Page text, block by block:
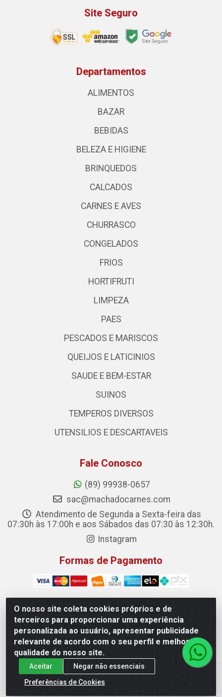
O nosso site coleta cookies próprios e de
terceiros para proporcionar uma experiência
personalizada ao usuário, apresentar publicidade
relevante de acordo com o seu perfil e melhorar a
qualidade do nosso site.
Aceitar
Negar não essenciais
Preferências de Cookies
Site Seguro
Departamentos
ALIMENTOS
BAZAR
BEBIDAS
BELEZA E HIGIENE
BRINQUEDOS
CALCADOS
CARNES E AVES
CHURRASCO
CONGELADOS
FRIOS
HORTIFRUTI
LIMPEZA
PAES
PESCADOS E MARISCOS
QUEIJOS E LATICINIOS
SAUDE E BEM-ESTAR
SUINOS
TEMPEROS DIVERSOS
UTENSILIOS E DESCARTAVEIS
Fale Conosco
(89) 99938-0657
sac@machadocarnes.com
Atendimento de Segunda a Sexta-feira das
07:30h às 17:00h e aos Sábados das 07:30 às 12:30h.
Instagram
Formas de Pagamento
Machado Carnes Distribuidora de Alimentos LTDA -
Logradouro: Avenida Candido Aleixo, 148 - Centro - Oeiras/PI
- CEP 64.500-000 - 31.391.008/0001-50